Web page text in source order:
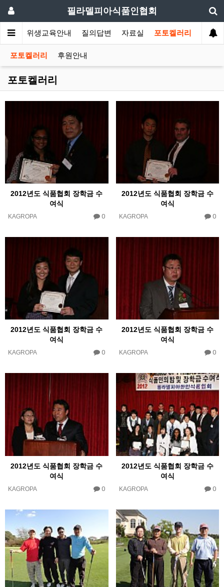
필라델피아식품인협회
식 위생교육안내 질의답변 자료실 포토켈러리
포토켈러리 후원안내
포토켈러리
2012년도 식품협회 장학금 수
여식
KAGROPA 0
2012년도 식품협회 장학금 수
여식
KAGROPA 0
2012년도 식품협회 장학금 수
여식
KAGROPA 0
2012년도 식품협회 장학금 수
여식
KAGROPA 0
2012년도 식품협회 장학금 수
여식
KAGROPA 0
2012년도 식품협회 장학금 수
여식
KAGROPA 0